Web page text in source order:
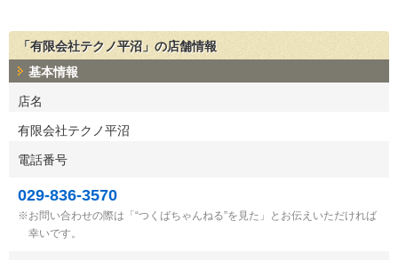
「有限会社テクノ平沼」の店舗情報
基本情報
店名
有限会社テクノ平沼
電話番号
029-836-3570
お問い合わせの際は「“つくばちゃんねる”を見た」とお伝えいただければ
幸いです。